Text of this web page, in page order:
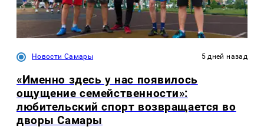
Новости Самары 5 дней назад
«Именно здесь у нас появилось
ощущение семейственности»:
любительский спорт возвращается во
дворы Самары